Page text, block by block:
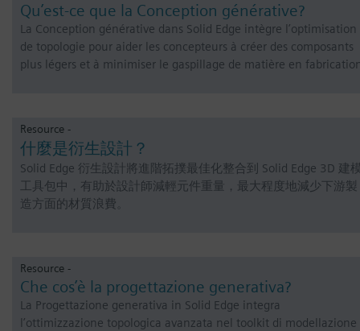
Qu’est-ce que la Conception générative?
La Conception générative dans Solid Edge intègre l’optimisation
de topologie pour aider les concepteurs à créer des composants
plus légers et à minimiser le gaspillage de matière en
Resource -
什麼是衍生設計？
Solid Edge 衍生設計將進階拓撲最佳化整合到 Solid Edge 3D 建
工具包中，有助於設計師減輕元件重量，最大程度地減少下游製
造方面的材質浪費。
Resource -
Che cos’è la progettazione generativa?
La Progettazione generativa in Solid Edge integra
l’ottimizzazione topologica avanzata nel toolkit di modellazione